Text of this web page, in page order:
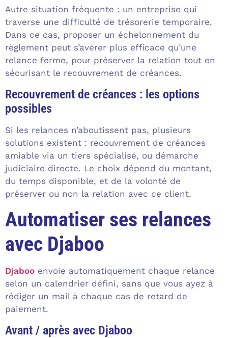
Autre situation fréquente : un entreprise qui
traverse une difficulté de trésorerie temporaire.
Dans ce cas, proposer un échelonnement du
règlement peut s’avérer plus efficace qu’une
relance ferme, pour préserver la relation tout en
sécurisant le recouvrement de créances.
Recouvrement de créances : les options
possibles
Si les relances n’aboutissent pas, plusieurs
solutions existent : recouvrement de créances
amiable via un tiers spécialisé, ou démarche
judiciaire directe. Le choix dépend du montant,
du temps disponible, et de la volonté de
préserver ou non la relation avec ce client.
Automatiser ses relances
avec Djaboo
Djaboo envoie automatiquement chaque relance
selon un calendrier défini, sans que vous ayez à
rédiger un mail à chaque cas de retard de
paiement.
Avant / après avec Djaboo